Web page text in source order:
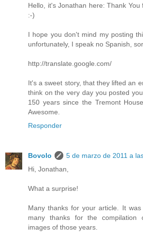
Hello, it's Jonathan here: Thank You
:-)
I hope you don't mind my posting
unfortunately, I speak no Spanish,
http://translate.google.com/
It's a sweet story, that they lifted an
think on the very day you posted
150 years since the Tremont
Awesome.
Responder
Bovolo
5 de marzo de 2011 a
Hi, Jonathan,
What a surprise!
Many thanks for your article. It
many thanks for the compilation
images of those years.